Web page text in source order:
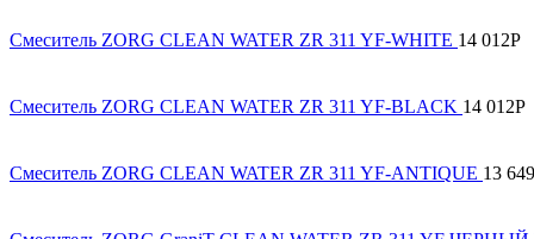
Смеситель ZORG CLEAN WATER ZR 311 YF-WHITE 14 012Р
Смеситель ZORG CLEAN WATER ZR 311 YF-BLACK 14 012Р
Смеситель ZORG CLEAN WATER ZR 311 YF-ANTIQUE 13 649